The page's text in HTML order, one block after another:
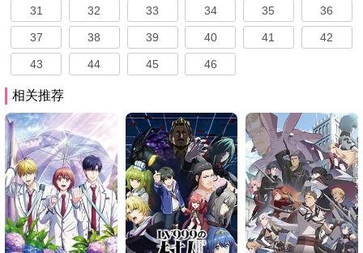
31 32 33 34 35 36
37 38 39 40 41 42
43 44 45 46
相关推荐